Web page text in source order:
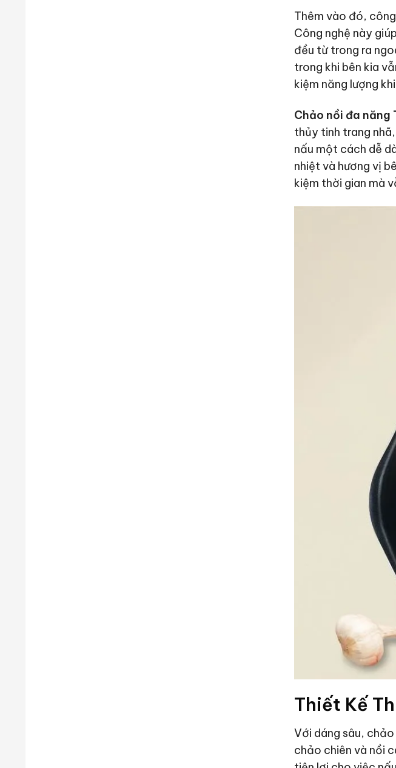
Thêm vào đó,
Công nghệ này
đều từ trong ra
trong khi bên kia
kiệm năng lượng
Chảo nồi đa năng
thủy tinh trang
nấu một cách dễ
nhiệt và hương vị
kiệm thời gian mà
Thiết Kế
Với dáng sâu,
chảo chiên và nồi